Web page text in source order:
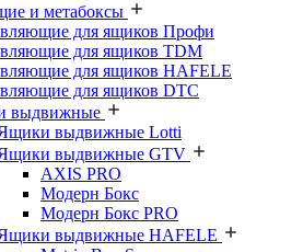
и метабоксы
для ящиков Профи
для ящиков TDM
для ящиков HAFELE
для ящиков DTC
выдвижные
выдвижные Lotti
выдвижные GTV
AXIS PRO
Модерн Бокс
Модерн Бокс PRO
выдвижные HAFELE